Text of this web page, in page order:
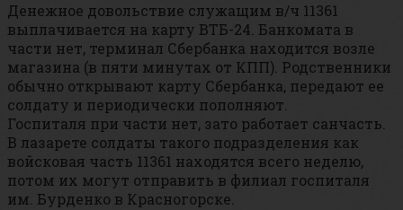
Денежное довольствие служащим в/ч 11361
выплачивается на карту ВТБ-24. Банкомата в
части нет, терминал Сбербанка находится возле
магазина (в пяти минутах от КПП). Родственники
обычно открывают карту Сбербанка, передают ее
солдату и периодически пополняют.
Госпиталя при части нет, зато работает санчасть.
В лазарете солдаты такого подразделения как
войсковая часть 11361 находятся всего неделю,
потом их могут отправить в филиал госпиталя
им. Бурденко в Красногорске.